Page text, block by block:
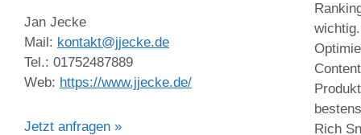
Jan Jecke
Mail: kontakt@jjecke.de
Tel.: 01752487889
Web: https://www.jjecke.de/
Jetzt anfragen »
Rich